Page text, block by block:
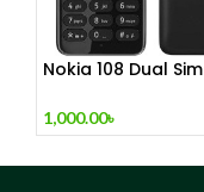
Nokia 108 Dual Sim
1,000.00৳